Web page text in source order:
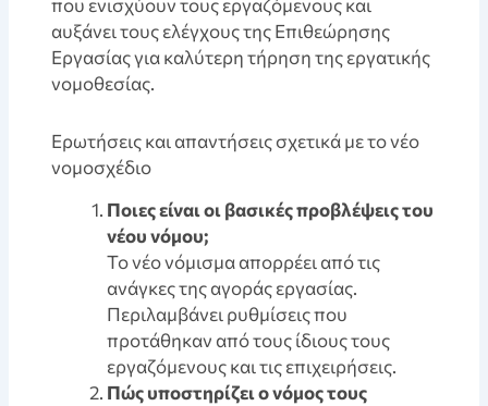
αυξάνει τους ελέγχους της Επιθεώρησης
Εργασίας για καλύτερη τήρηση της εργατικής
νομοθεσίας.
Ερωτήσεις και απαντήσεις σχετικά με το νέο
νομοσχέδιο
Ποιες είναι οι βασικές προβλέψεις του
νέου νόμου;
Το νέο νόμισμα απορρέει από τις
ανάγκες της αγοράς εργασίας.
Περιλαμβάνει ρυθμίσεις που
προτάθηκαν από τους ίδιους τους
εργαζόμενους και τις επιχειρήσεις.
Πώς υποστηρίζει ο νόμος τους